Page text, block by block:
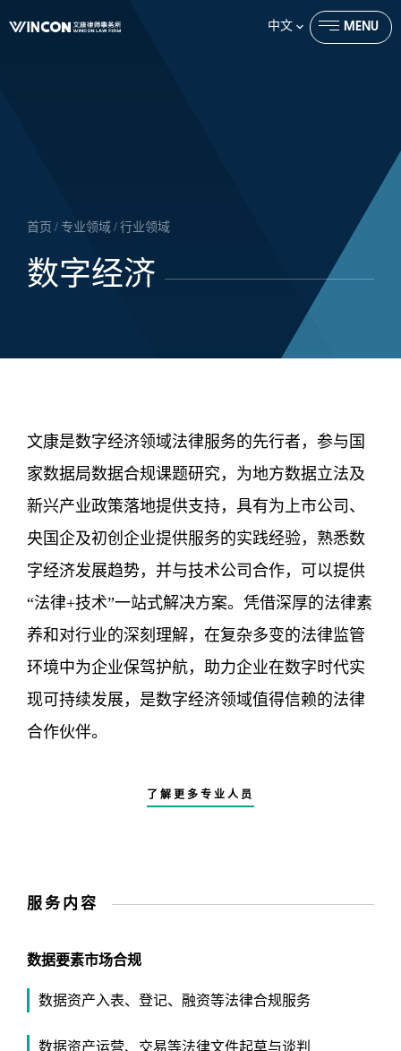
中文
MENU
CLOSE
首页 / 专业领域 / 行业领域
数字经济
文康是数字经济领域法律服务的先行者，参与国
家数据局数据合规课题研究，为地方数据立法及
新兴产业政策落地提供支持，具有为上市公司、
央国企及初创企业提供服务的实践经验，熟悉数
字经济发展趋势，并与技术公司合作，可以提供
“法律+技术”一站式解决方案。凭借深厚的法律素
养和对行业的深刻理解，在复杂多变的法律监管
环境中为企业保驾护航，助力企业在数字时代实
现可持续发展，是数字经济领域值得信赖的法律
合作伙伴。
了解更多专业人员
服务内容
数据要素市场合规
数据资产入表、登记、融资等法律合规服务
数据资产运营、交易等法律文件起草与谈判